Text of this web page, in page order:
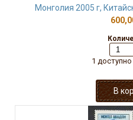
Монголия 2005 г,
1